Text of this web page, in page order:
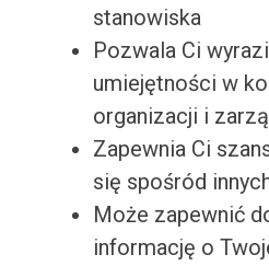
stanowiska
Pozwala Ci
umiejętności w
organizacji i
Zapewnia Ci
się spośród
Może zapewnić
informację o